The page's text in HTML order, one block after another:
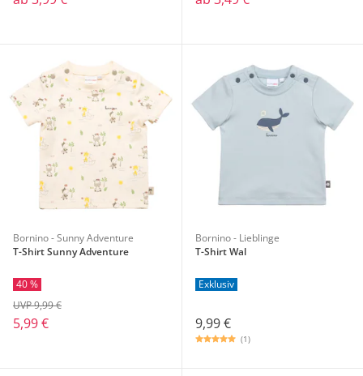
Bornino - Sunny Adventure
T-Shirt Sunny Adventure
40 %
5,99 €
UVP 9,99 €
Bornino - Lieblinge
T-Shirt Wal
Exklusiv
9,99 €
(1)